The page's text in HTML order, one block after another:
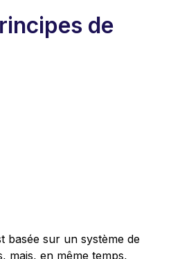
de
basée sur un système de
mais, en même temps,